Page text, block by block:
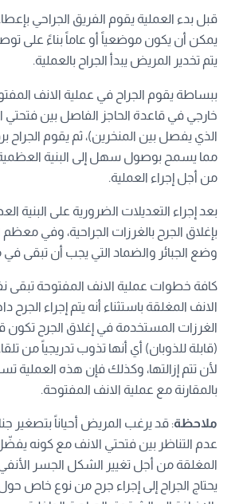
قبل بدء العملية يقوم الفريق الجراحي
يمكن أن يكون موضعياً أو عاماً بناءً على
يتم تخدير المريض يبدأ الجراح بالعملية.
ببساطة يقوم الجراح في عملية الانف
خارجي في قاعدة الحاجز الفاصل بين فتحتي
الذي يفصل بين المنخرين)، ثم يقوم الجراح
مما يسمح بوصول سهل إلى البنية
من أجل إجراء العملية.
بعد إجراء التعديلات الضرورية على البنية
بإغلاق الجرح بالغرزات الجراحية، وفي معظم
وضع الجبائر والضماد التي يجب أن تبقى في
كافة خطوات عملية الانف المفتوحة تبقى
الانف المغلقة باستثناء أنه يتم إجراء الجرح
الغرزات المستخدمة في إغلاق الجرح تكون
(قابلة للذوبان) أي أنها تذوب تدريجياً من
لأن تتم إزالتها، وكذلك فإن هذه العملية
بالمقارنة مع عملية الانف المفتوحة.
ملاحظة: قد يرغب المريض أحياناً بتصغير
عدم التناظر بين فتحتي الانف مع كونه
المغلقة من أجل تغيير الشكل الجسر
يحتاج الجراح إلى إجراء جرح من نوع خاص